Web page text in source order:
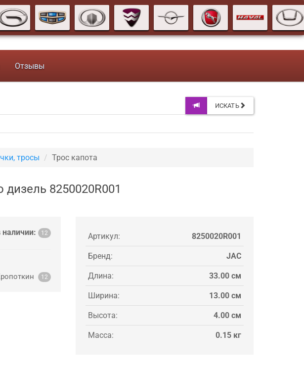
Отзывы
ИСКАТЬ
тросы Трос капота
8250020R001
наличии: 12
12
Артикул: 8250020R001
Бренд: JAC
Длина: 33.00 см
Ширина: 13.00 см
Высота: 4.00 см
Масса: 0.15 кг